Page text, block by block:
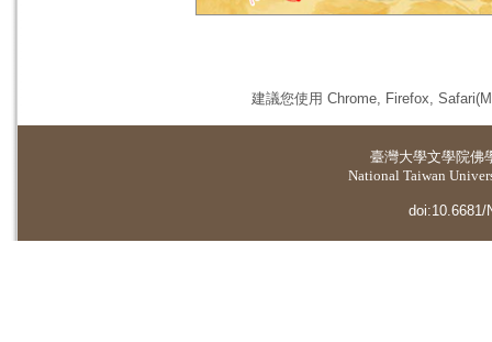
建議您使用 Chrome, Firefox,
臺灣大學文學院佛
National Taiwan
doi:10.6681/